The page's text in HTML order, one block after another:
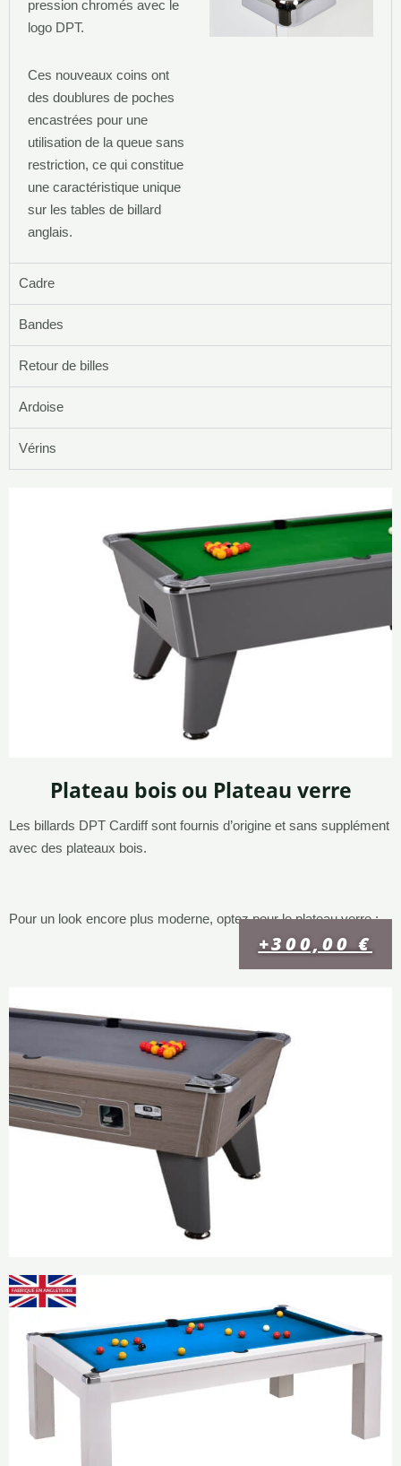
pression chromés avec le
logo DPT.
Ces nouveaux coins ont
des doublures de poches
encastrées pour une
utilisation de la queue sans
restriction, ce qui constitue
une caractéristique unique
sur les tables de billard
anglais.
Cadre
Bandes
Retour de billes
Ardoise
Vérins
Plateau bois ou Plateau verre
Les billards DPT Cardiff sont fournis d’origine et sans supplément
avec des plateaux bois.
Pour un look encore plus moderne, optez pour le plateau verre :
+300,00 €